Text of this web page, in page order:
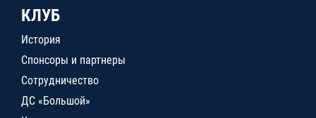
КЛУБ
История
Спонсоры и партнеры
Сотрудничество
ДС «Большой»